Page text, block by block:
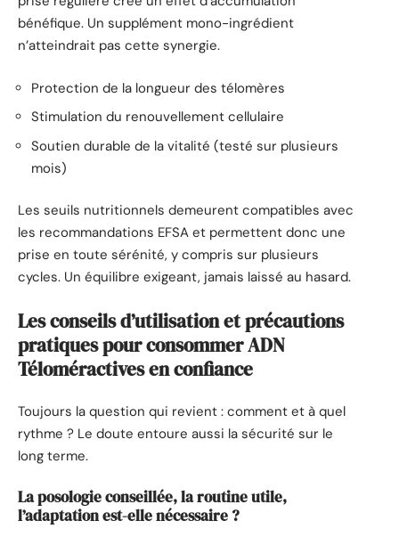
bénéfique. Un supplément mono-ingrédient
n’atteindrait pas cette synergie.
Protection de la longueur des télomères
Stimulation du renouvellement cellulaire
Soutien durable de la vitalité (testé sur plusieurs
mois)
Les seuils nutritionnels demeurent compatibles avec
les recommandations EFSA et permettent donc une
prise en toute sérénité, y compris sur plusieurs
cycles. Un équilibre exigeant, jamais laissé au hasard.
Les conseils d’utilisation et précautions
pratiques pour consommer ADN
Téloméractives en confiance
Toujours la question qui revient : comment et à quel
rythme ? Le doute entoure aussi la sécurité sur le
long terme.
La posologie conseillée, la routine utile,
l’adaptation est-elle nécessaire ?